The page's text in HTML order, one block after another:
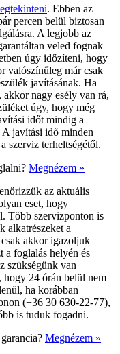
. Ebben az
percen belül biztosan
A legjobb az
veled fognak
úgy időzíteni, hogy
valószínűleg már csak
javításának. Ha
akkor nagy esély van rá,
úgy, hogy még
időt mindig a
javítási idő minden
szerviz terheltségétől.
Megnézem »
az aktuális
eset, hogy
Több szervizponton is
alkatrészeket a
akkor igazoljuk
a foglalás helyén és
szükségünk van
hogy 24 órán belül nem
ha korábban
(+36 30 630-22-77),
is tuduk fogadni.
Megnézem »